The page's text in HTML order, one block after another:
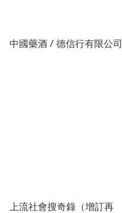
中國藥酒 / 德信行有限公司
上流社會搜奇錄（增訂再